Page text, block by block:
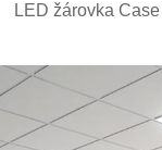
LED žárovka Case